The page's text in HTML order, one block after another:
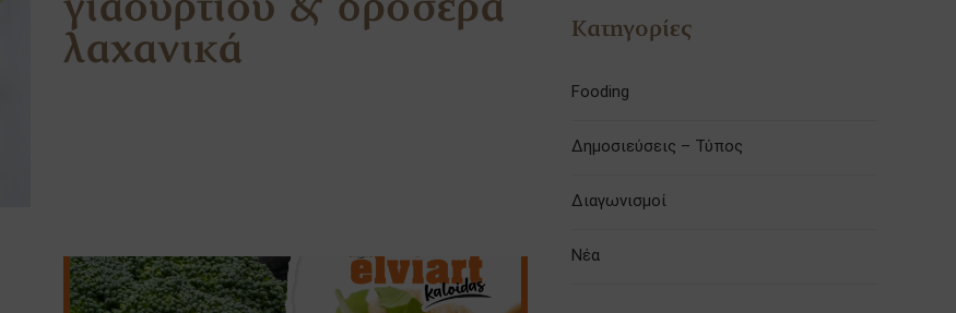
γιαουρτιού & δροσερά
λαχανικά
Κατηγορίες
Fooding
Δημοσιεύσεις – Τύπος
Διαγωνισμοί
Νέα